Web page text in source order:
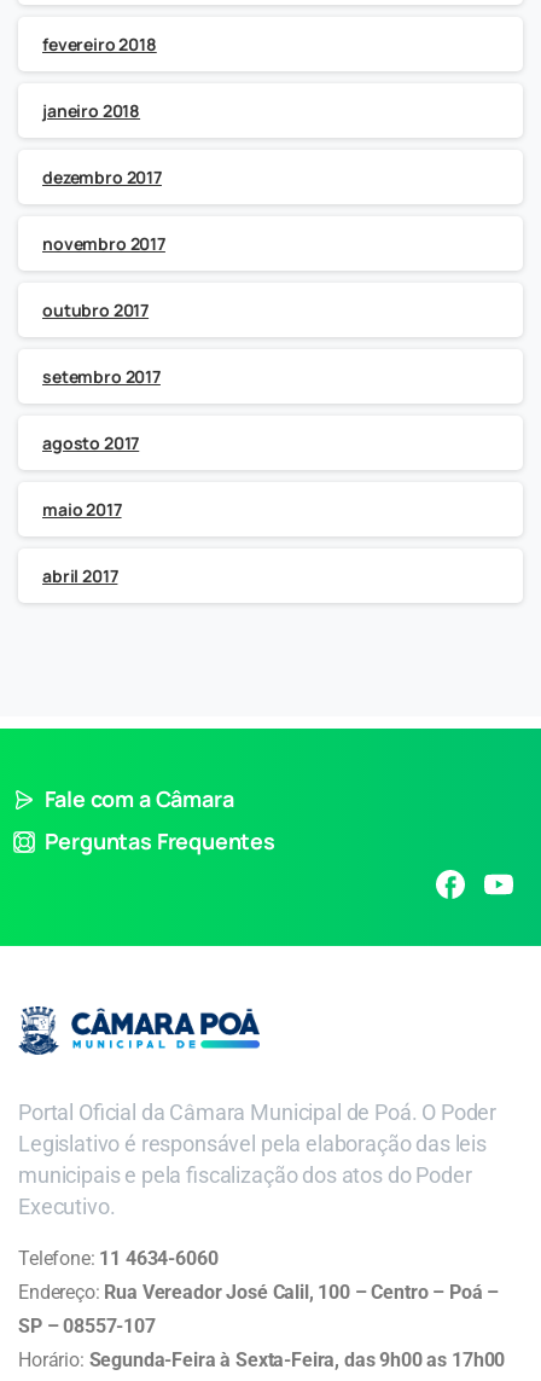
fevereiro 2018
janeiro 2018
dezembro 2017
novembro 2017
outubro 2017
setembro 2017
agosto 2017
maio 2017
abril 2017
Fale com a Câmara
Perguntas Frequentes
Portal Oficial da Câmara Municipal de Poá. O Poder
Legislativo é responsável pela elaboração das leis
municipais e pela fiscalização dos atos do Poder
Executivo.
Telefone: 11 4634-6060
Endereço: Rua Vereador José Calil, 100 – Centro – Poá –
SP – 08557-107
Horário: Segunda-Feira à Sexta-Feira, das 9h00 as 17h00